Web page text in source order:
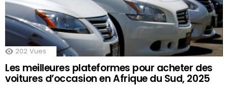
202 Vues
Les meilleures plateformes pour acheter des
voitures d’occasion en Afrique du Sud, 2025